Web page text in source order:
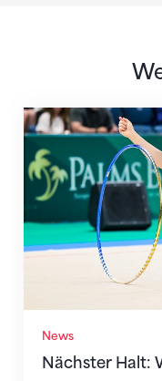
News
Nächster Halt:
Nächster Halt: